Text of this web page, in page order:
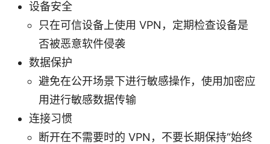
设备安全
只在可信设备上使用 VPN，定期检查设备是
否被恶意软件侵袭
数据保护
避免在公开场景下进行敏感操作，使用加密应
用进行敏感数据传输
连接习惯
断开在不需要时的 VPN，不要长期保持“始终